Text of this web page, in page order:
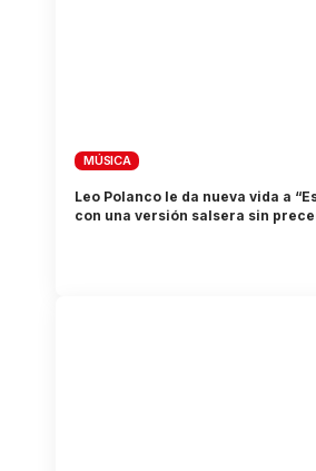
MÚSICA
Leo Polanco le da nueva vida a
con una versión salsera sin